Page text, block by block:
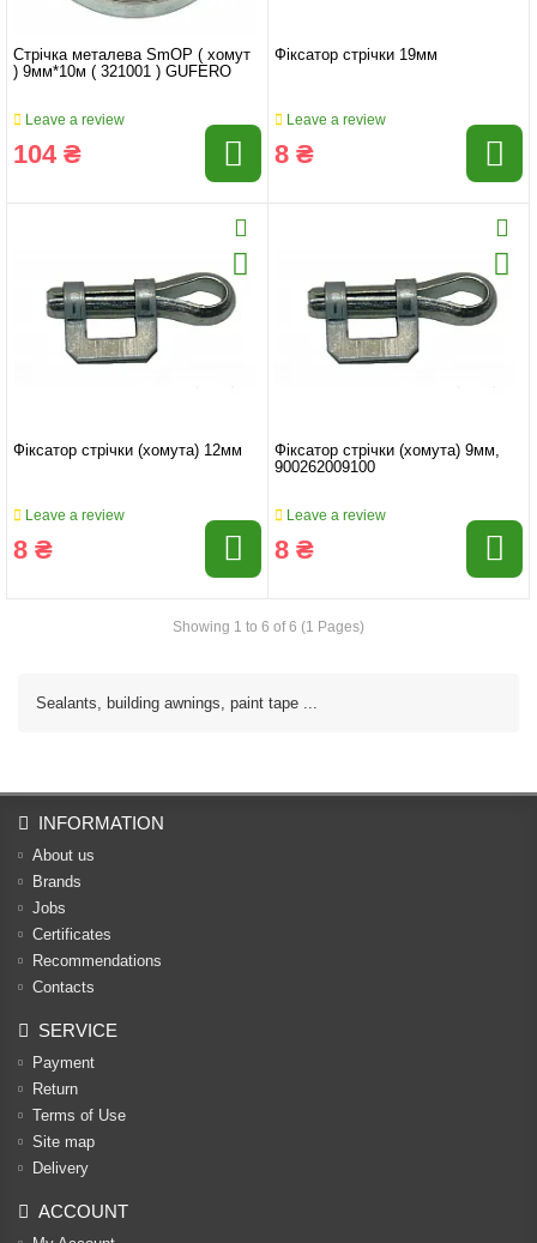
Стрічка металева SmOP ( хомут
) 9мм*10м ( 321001 ) GUFERO
Leave a review
104 ₴
Фіксатор стрічки 19мм
Leave a review
8 ₴
Фіксатор стрічки (хомута) 12мм
Leave a review
8 ₴
Фіксатор стрічки (хомута) 9мм,
900262009100
Leave a review
8 ₴
Showing 1 to 6 of 6 (1 Pages)
Sealants, building awnings, paint tape ...
INFORMATION
About us
Brands
Jobs
Certificates
Recommendations
Contacts
SERVICE
Payment
Return
Terms of Use
Site map
Delivery
ACCOUNT